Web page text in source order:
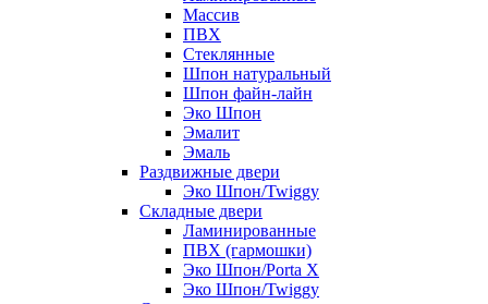
Массив
ПВХ
Стеклянные
Шпон натуральный
Шпон файн-лайн
Эко Шпон
Эмалит
Эмаль
Раздвижные двери
Эко Шпон/Twiggy
Складные двери
Ламинированные
ПВХ (гармошки)
Эко Шпон/Porta X
Эко Шпон/Twiggy